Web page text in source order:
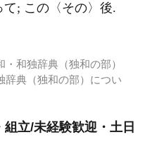
; この〈その〉後.
和独辞典（独和の部）
辞典（独和の部）につい
立/未経験歓迎・土日